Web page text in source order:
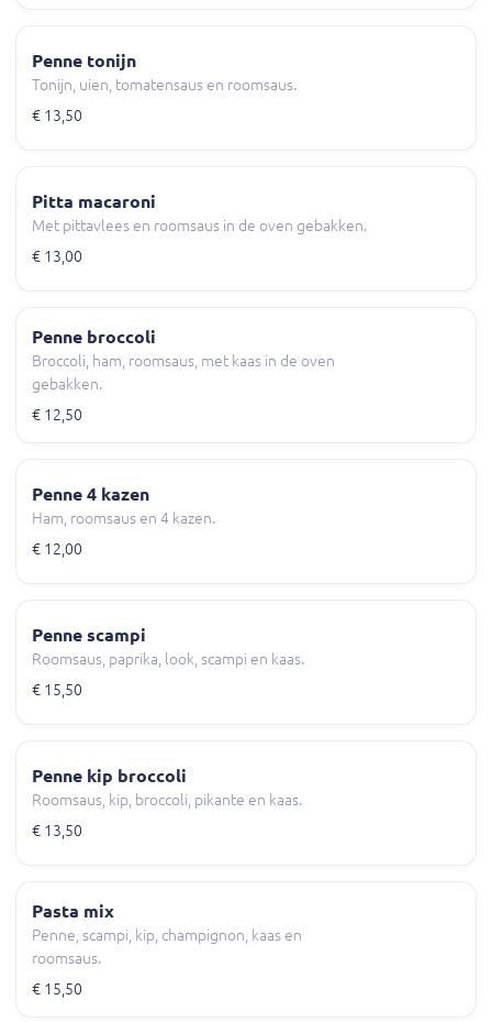
Penne tonijn
Tonijn, uien, tomatensaus en roomsaus.
€ 13,50
Pitta macaroni
Met pittavlees en roomsaus in de oven gebakken.
€ 13,00
Penne broccoli
Broccoli, ham, roomsaus, met kaas in de oven
gebakken.
€ 12,50
Penne 4 kazen
Ham, roomsaus en 4 kazen.
€ 12,00
Penne scampi
Roomsaus, paprika, look, scampi en kaas.
€ 15,50
Penne kip broccoli
Roomsaus, kip, broccoli, pikante en kaas.
€ 13,50
Pasta mix
Penne, scampi, kip, champignon, kaas en
roomsaus.
€ 15,50